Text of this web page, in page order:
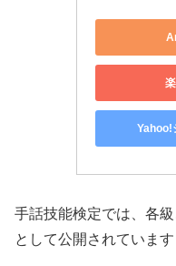
Yahoo!
手話技能検定では、各
として公開されています